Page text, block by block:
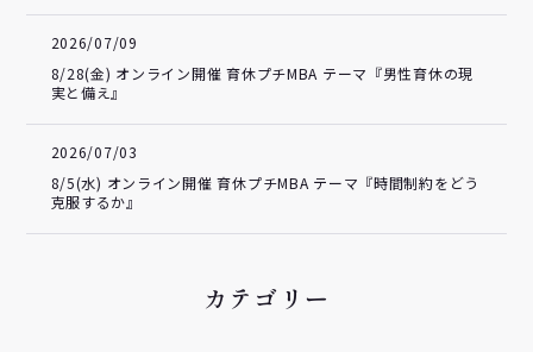
2026/07/09
8/28(金) オンライン開催 育休プチMBA テーマ『男性育休の現
実と備え』
2026/07/03
8/5(水) オンライン開催 育休プチMBA テーマ『時間制約をどう
克服するか』
カテゴリー